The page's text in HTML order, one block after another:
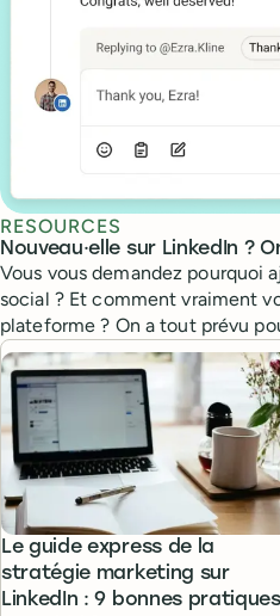
RESOURCES
Nouveau·elle sur LinkedIn ?
Vous vous demandez pourquoi
social ? Et comment vraiment
plateforme ? On a tout prévu
Le guide express de la
stratégie marketing sur
LinkedIn : 9 bonnes pratiques